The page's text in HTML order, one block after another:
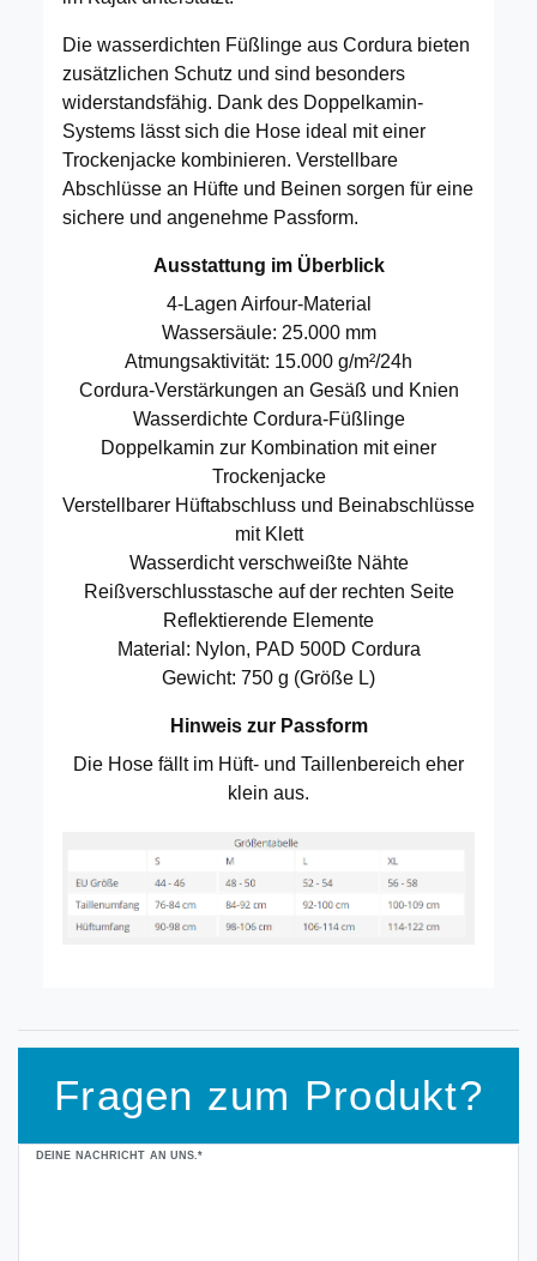
Die wasserdichten Füßlinge aus Cordura bieten
zusätzlichen Schutz und sind besonders
widerstandsfähig. Dank des Doppelkamin-
Systems lässt sich die Hose ideal mit einer
Trockenjacke kombinieren. Verstellbare
Abschlüsse an Hüfte und Beinen sorgen für eine
sichere und angenehme Passform.
Ausstattung im Überblick
4-Lagen Airfour-Material
Wassersäule: 25.000 mm
Atmungsaktivität: 15.000 g/m²/24h
Cordura-Verstärkungen an Gesäß und Knien
Wasserdichte Cordura-Füßlinge
Doppelkamin zur Kombination mit einer
Trockenjacke
Verstellbarer Hüftabschluss und Beinabschlüsse
mit Klett
Wasserdicht verschweißte Nähte
Reißverschlusstasche auf der rechten Seite
Reflektierende Elemente
Material: Nylon, PAD 500D Cordura
Gewicht: 750 g (Größe L)
Hinweis zur Passform
Die Hose fällt im Hüft- und Taillenbereich eher
klein aus.
Fragen zum Produkt?
DEINE NACHRICHT AN UNS.*
Ceres::Template.mailFormHoneypotLabel